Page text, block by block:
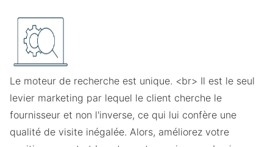
Le moteur de recherche est unique. <br> Il est le seul
levier marketing par lequel le client cherche le
fournisseur et non l'inverse, ce qui lui confère une
qualité de visite inégalée. Alors, améliorez votre